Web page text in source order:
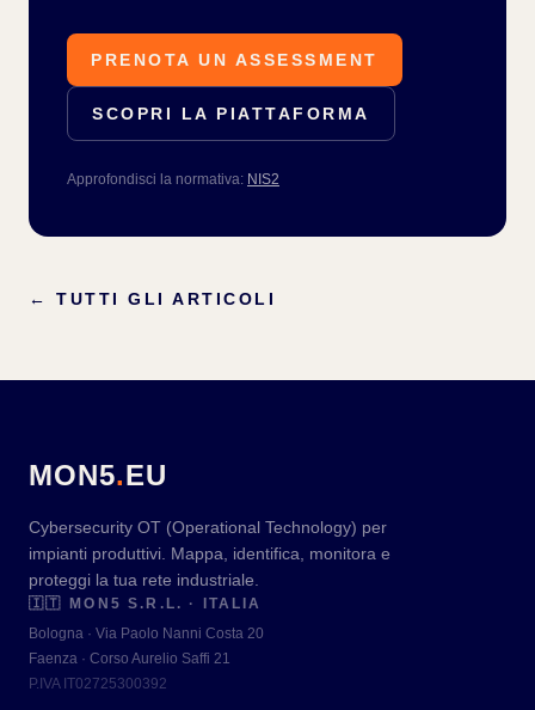
PRENOTA UN ASSESSMENT
SCOPRI LA PIATTAFORMA
Approfondisci la normativa: NIS2
←TUTTI GLI ARTICOLI
MON5.EU
Cybersecurity OT (Operational Technology) per
impianti produttivi. Mappa, identifica, monitora e
proteggi la tua rete industriale.
🇮🇹
MON5 S.R.L. · ITALIA
Bologna · Via Paolo Nanni Costa 20
Faenza · Corso Aurelio Saffi 21
P.IVA IT02725300392